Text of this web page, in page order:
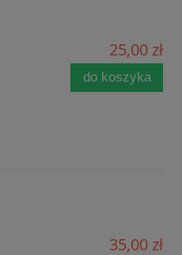
25,00 zł
do koszyka
35,00 zł